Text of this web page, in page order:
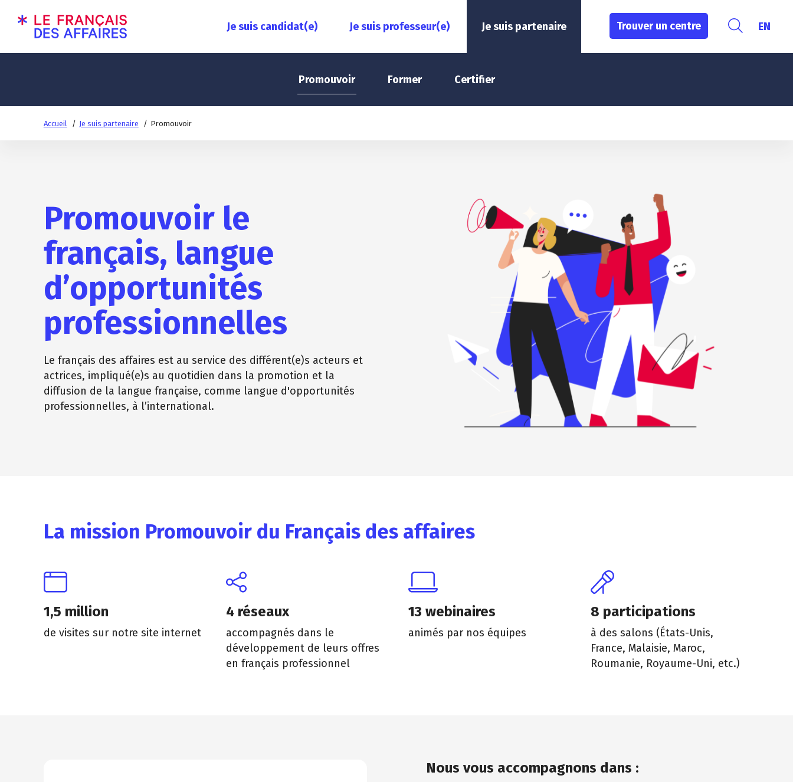
Je suis candidat(e) Je suis professeur(e) Je suis partenaire
Promouvoir Former Certifier
Trouver un centre EN
Accueil Je suis partenaire Promouvoir
Promouvoir le
français, langue
d’opportunités
professionnelles
Le français des affaires est au service des différent(e)s acteurs et
actrices, impliqué(e)s au quotidien dans la promotion et la
diffusion de la langue française, comme langue d'opportunités
professionnelles, à l’international.
La mission Promouvoir du Français des affaires
1,5 million
de visites sur notre site internet
4 réseaux
accompagnés dans le
développement de leurs offres
en français professionnel
13 webinaires
animés par nos équipes
8 participations
à des salons (États-Unis,
France, Malaisie, Maroc,
Roumanie, Royaume-Uni, etc.)
Nous vous accompagnons dans :